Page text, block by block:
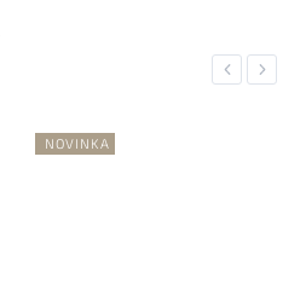
Previous
NOVINKA
Next